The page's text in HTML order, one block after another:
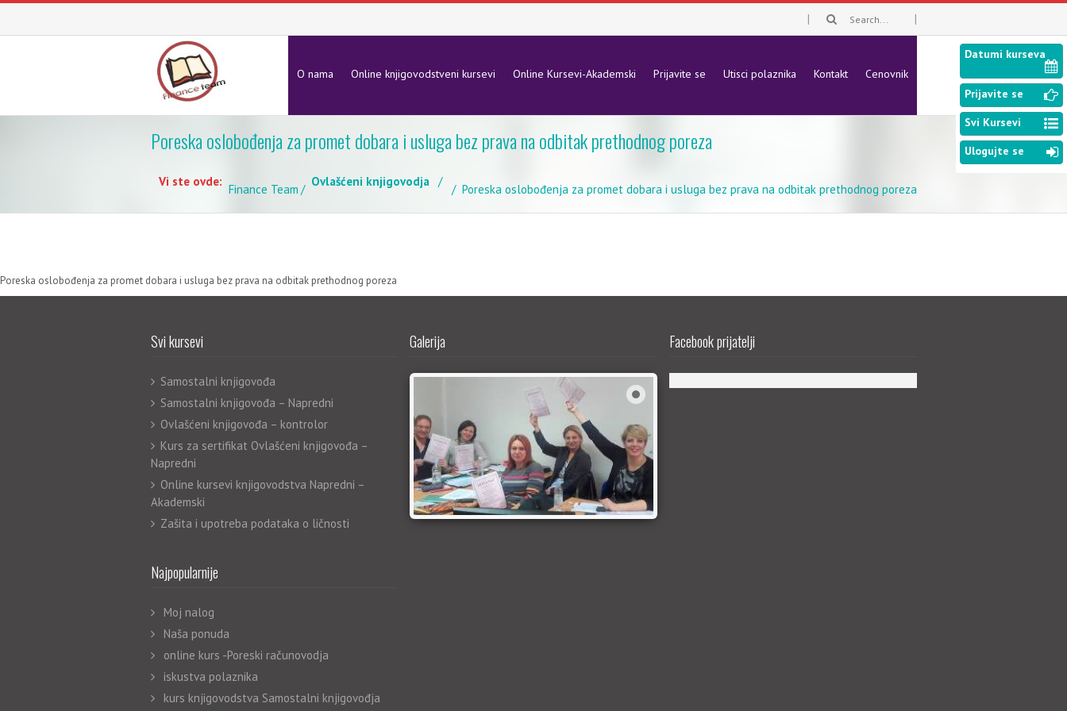
O nama Online knjigovodstveni kursevi Online Kursevi-Akademski Prijavite se Utisci polaznika Kontakt Cenovnik
Poreska oslobođenja za promet dobara i usluga bez prava na odbitak prethodnog poreza
Vi ste ovde:
Finance Team
Ovlašćeni knjigovodja
Poreska oslobođenja za promet dobara i usluga bez prava na odbitak prethodnog poreza
Poreska oslobođenja za promet dobara i usluga bez prava na odbitak prethodnog poreza
Svi kursevi
Samostalni knjigovođa
Samostalni knjigovođa – Napredni
Ovlašćeni knjigovođa – kontrolor
Kurs za sertifikat Ovlašćeni knjigovođa –
Napredni
Online kursevi knjigovodstva Napredni –
Akademski
Zašita i upotreba podataka o ličnosti
Najpopularnije
Moj nalog
Naša ponuda
online kurs -Poreski računovodja
iskustva polaznika
kurs knjigovodstva Samostalni knjigovođja
Galerija Facebook prijatelji
Datumi kurseva
Prijavite se
Svi Kursevi
Ulogujte se